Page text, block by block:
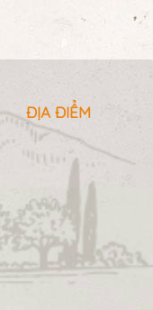
ĐỊA ĐIỂM